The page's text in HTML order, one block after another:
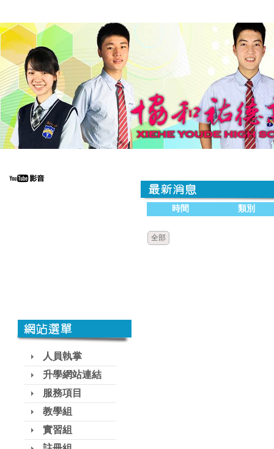
人員執掌
升學網站連結
服務項目
教學組
實習組
時間 類別
全部